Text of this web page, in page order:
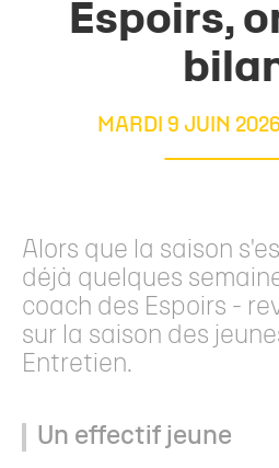
Espoirs,
MARDI 9 JUIN 2026
Alors que la saison
déjà quelques
coach des Espoirs -
sur la saison des
Entretien.
Un effectif jeune